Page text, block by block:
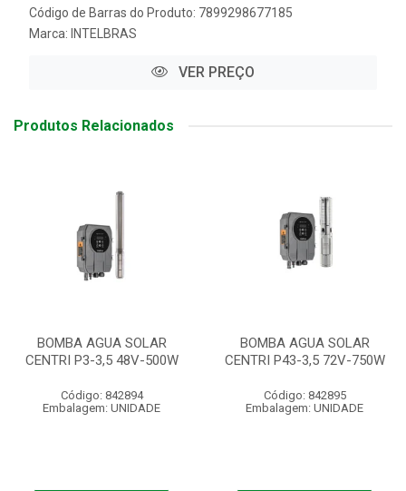
Código de Barras do Produto: 7899298677185
Marca: INTELBRAS
VER PREÇO
Produtos Relacionados
BOMBA AGUA SOLAR
CENTRI P3-3,5 48V-500W
Código: 842894
Embalagem: UNIDADE
BOMBA AGUA SOLAR
CENTRI P43-3,5 72V-750W
Código: 842895
Embalagem: UNIDADE